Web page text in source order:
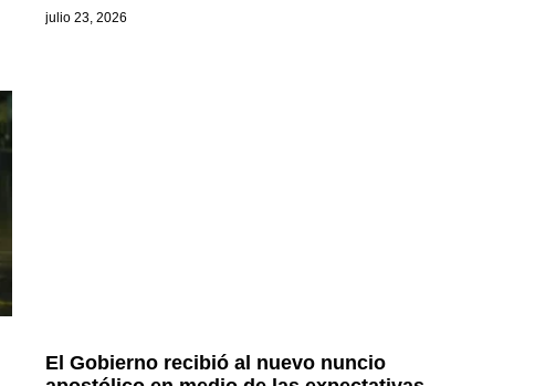
julio 23, 2026
El Gobierno recibió al nuevo nuncio